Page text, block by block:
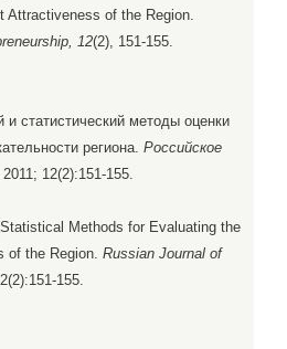
Attractiveness of the Region.
12(2), 151-155.
статистический методы оценки
региона. Российское
2011; 12(2):151-155.
Methods for Evaluating the
of the Region. Russian Journal of
155.